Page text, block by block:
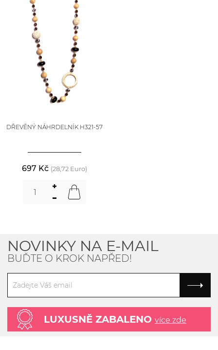
DŘEVĚNÝ NÁHRDELNÍK H321-57
697 Kč (28,72 Euro)
NOVINKY NA E-MAIL
BUĎTE O KROK NAPŘED!
LUXUSNĚ ZABALENO více zde